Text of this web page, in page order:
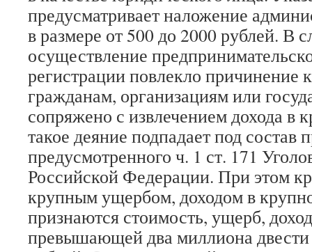
предусматривает наложение
в размере от 500 до 2000 рублей. В
осуществление
регистрации повлекло причинение
гражданам, организациям или
сопряжено с извлечением дохода в
такое деяние подпадает под состав
предусмотренного ч. 1 ст. 171
Российской Федерации. При этом
крупным ущербом, доходом в
признаются стоимость, ущерб,
превышающей два миллиона двести